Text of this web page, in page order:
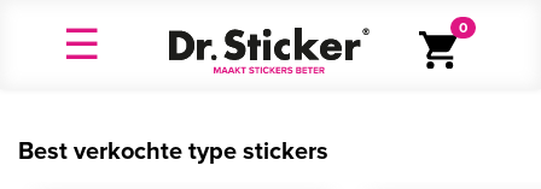
0
Best verkochte type stickers